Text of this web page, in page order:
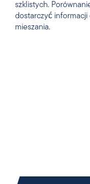
szklistych.
dostarczyć
mieszania.